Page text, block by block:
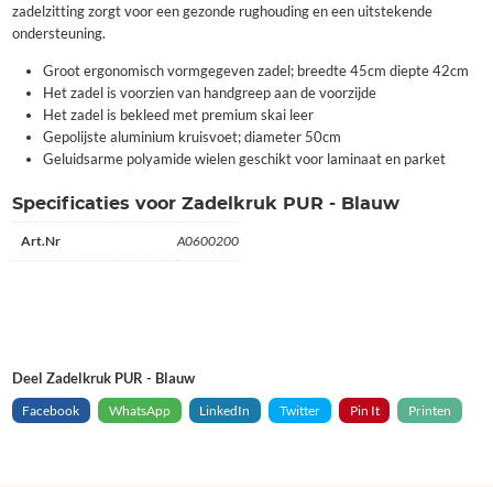
zadelzitting zorgt voor een gezonde rughouding en een uitstekende
ondersteuning.
Groot ergonomisch vormgegeven zadel; breedte 45cm diepte 42cm
Het zadel is voorzien van handgreep aan de voorzijde
Het zadel is bekleed met premium skai leer
Gepolijste aluminium kruisvoet; diameter 50cm
Geluidsarme polyamide wielen geschikt voor laminaat en parket
Specificaties voor Zadelkruk PUR - Blauw
Art.Nr A0600200
Deel Zadelkruk PUR - Blauw
Facebook
WhatsApp LinkedIn Twitter Pin It Printen